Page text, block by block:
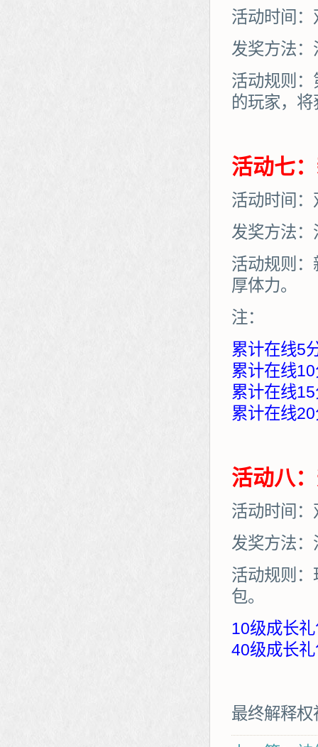
活动时间
发奖方法
活动规则
的玩家，
活动七
活动时间
发奖方法
活动规则
厚体力。
注：
累计在线5
累计在线
累计在线
累计在线
活动八
活动时间
发奖方法
活动规则
包。
10级成长
40级成长
最终解释